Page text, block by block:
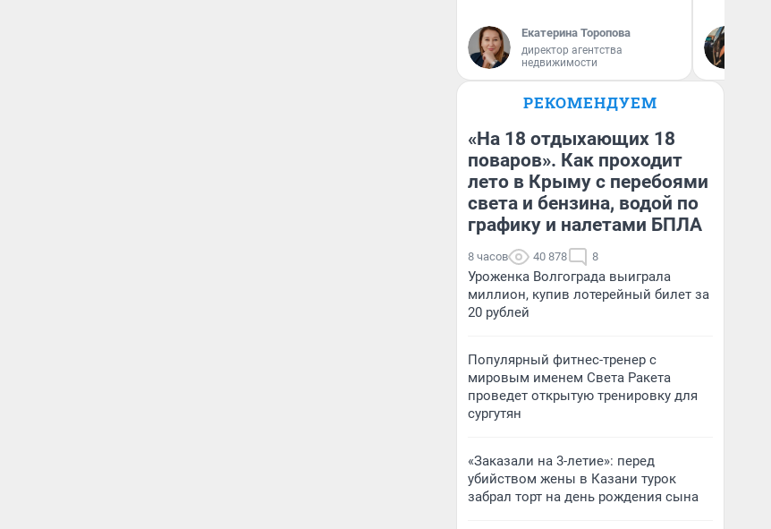
Екатерина Торопова
директор агентства
недвижимости
РЕКОМЕНДУЕМ
«На 18 отдыхающих 18
поваров». Как проходит
лето в Крыму с перебоями
света и бензина, водой по
графику и налетами БПЛА
8 часов 40 878 8
Уроженка Волгограда выиграла
миллион, купив лотерейный билет за
20 рублей
Популярный фитнес-тренер с
мировым именем Света Ракета
проведет открытую тренировку для
сургутян
«Заказали на 3-летие»: перед
убийством жены в Казани турок
забрал торт на день рождения сына